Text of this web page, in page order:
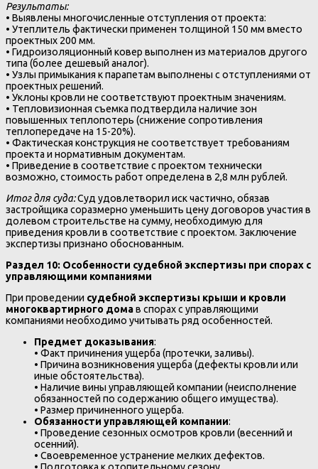
Результаты:
• Выявлены многочисленные отступления от проекта:
• Утеплитель фактически применен толщиной 150 мм вместо
проектных 200 мм.
• Гидроизоляционный ковер выполнен из материалов другого
типа (более дешевый аналог).
• Узлы примыкания к парапетам выполнены с отступлениями от
проектных решений.
• Уклоны кровли не соответствуют проектным значениям.
• Тепловизионная съемка подтвердила наличие зон
повышенных теплопотерь (снижение сопротивления
теплопередаче на 15-20%).
• Фактическая конструкция не соответствует требованиям
проекта и нормативным документам.
• Приведение в соответствие с проектом технически
возможно, стоимость работ определена в 2,8 млн рублей.
Итог для суда:Суд удовлетворил иск частично, обязав
застройщика соразмерно уменьшить цену договоров участия в
долевом строительстве на сумму, необходимую для
приведения кровли в соответствие с проектом. Заключение
экспертизы признано обоснованным.
Раздел 10: Особенности судебной экспертизы при спорах с
управляющими компаниями
При проведении судебной экспертизы крыши и кровли
многоквартирного домав спорах с управляющими
компаниями необходимо учитывать ряд особенностей.
Предмет доказывания:
• Факт причинения ущерба (протечки, заливы).
• Причина возникновения ущерба (дефекты кровли или
иные обстоятельства).
• Наличие вины управляющей компании (неисполнение
обязанностей по содержанию общего имущества).
• Размер причиненного ущерба.
Обязанности управляющей компании:
• Проведение сезонных осмотров кровли (весенний и
осенний).
• Своевременное устранение мелких дефектов.